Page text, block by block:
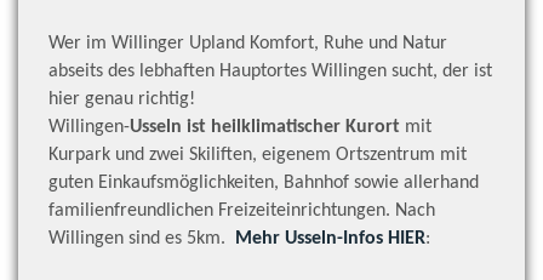
Wer im Willinger Upland Komfort, Ruhe und Natur
abseits des lebhaften Hauptortes Willingen sucht, der ist
hier genau richtig!
Willingen-Usseln ist heilklimatischer Kurort mit
Kurpark und zwei Skiliften, eigenem Ortszentrum mit
guten Einkaufsmöglichkeiten, Bahnhof sowie allerhand
familienfreundlichen Freizeiteinrichtungen. Nach
Willingen sind es 5km. Mehr Usseln-Infos HIER: